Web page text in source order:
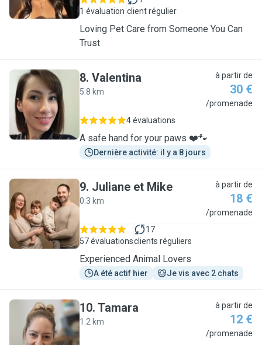
1 évaluation client régulier
Loving Pet Care from Someone You Can
Trust
V
8. Valentina
5.8 km
à partir de
30 €
/promenade
4 évaluations
A safe hand for your paws ❤️🐾
Dernière activité: il y a 8 jours
J
9. Juliane et Mike
0.3 km
à partir de
18 €
/promenade
57 évaluations
17
clients réguliers
Experienced Animal Lovers
A été actif hier Je vis avec 2 chats
T
10. Tamara
1.2 km
à partir de
12 €
/promenade